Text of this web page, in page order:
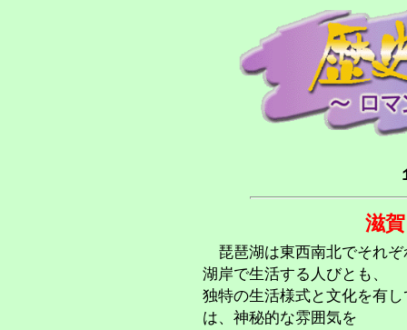
滋
琵琶湖は東西南北でそれぞ
湖岸で生活する人びとも、
独特の生活様式と文化を有
は、神秘的な雰囲気を